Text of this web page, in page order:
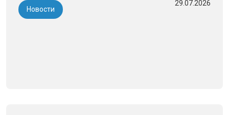
Новости
29.07.2026